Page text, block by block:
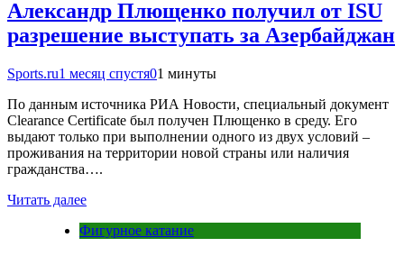
Александр Плющенко получил от ISU
разрешение выступать за Азербайджан
Sports.ru1 месяц спустя01 минуты
По данным источника РИА Новости, специальный документ
Clearance Certificate был получен Плющенко в среду. Его
выдают только при выполнении одного из двух условий –
проживания на территории новой страны или наличия
гражданства….
Читать далее
Фигурное катание